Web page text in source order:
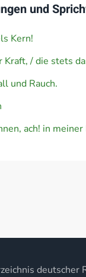
und
Kern!
und Rauch.
ach! in meiner
deutscher